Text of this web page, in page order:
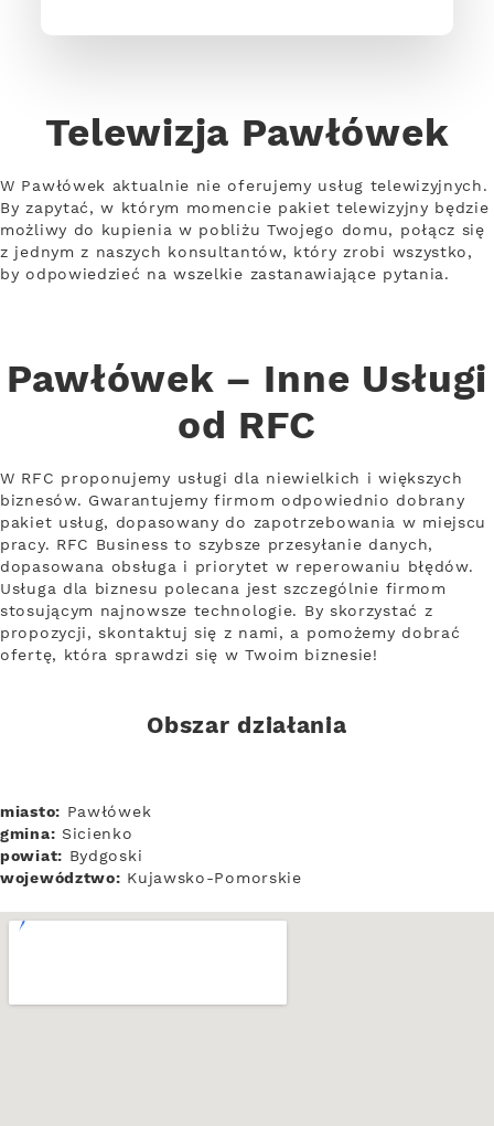
Telewizja Pawłówek
W Pawłówek aktualnie nie oferujemy usług telewizyjnych.
By zapytać, w którym momencie pakiet telewizyjny będzie
możliwy do kupienia w pobliżu Twojego domu, połącz się
z jednym z naszych konsultantów, który zrobi wszystko,
by odpowiedzieć na wszelkie zastanawiające pytania.
Pawłówek – Inne Usługi
od RFC
W RFC proponujemy usługi dla niewielkich i większych
biznesów. Gwarantujemy firmom odpowiednio dobrany
pakiet usług, dopasowany do zapotrzebowania w miejscu
pracy. RFC Business to szybsze przesyłanie danych,
dopasowana obsługa i priorytet w reperowaniu błędów.
Usługa dla biznesu polecana jest szczególnie firmom
stosującym najnowsze technologie. By skorzystać z
propozycji, skontaktuj się z nami, a pomożemy dobrać
ofertę, która sprawdzi się w Twoim biznesie!
Obszar działania
miasto: Pawłówek
gmina: Sicienko
powiat: Bydgoski
województwo: Kujawsko-Pomorskie